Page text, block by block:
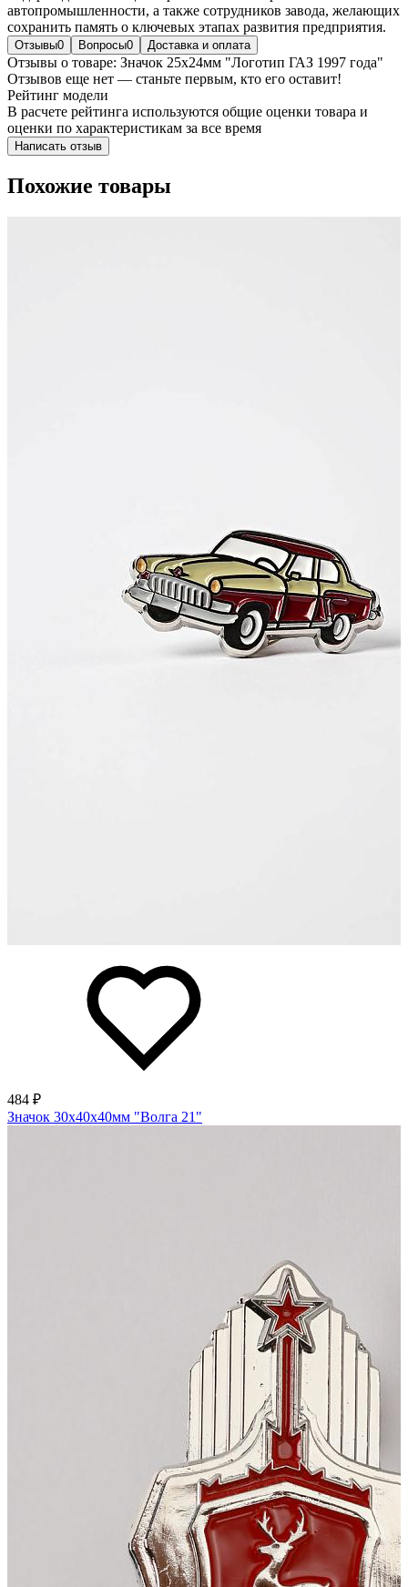
автопромышленности, а также сотрудников завода, желающих
сохранить память о ключевых этапах развития предприятия.
Отзывы0 Вопросы0 Доставка и оплата
Отзывы о товаре: Значок 25х24мм "Логотип ГАЗ 1997 года"
Отзывов еще нет — станьте первым, кто его оставит!
Рейтинг модели
В расчете рейтинга используются общие оценки товара и
оценки по характеристикам за все время
Написать отзыв
Похожие товары
484 ₽
Значок 30х40х40мм "Волга 21"